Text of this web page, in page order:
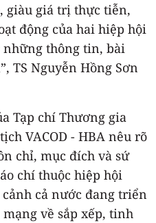
giàu giá trị thực tiễn,
động của hai hiệp hội
những thông tin, bài
TS Nguyễn Hồng Sơn
Tạp chí Thương gia
VACOD - HBA nêu rõ
chỉ, mục đích và sứ
chí thuộc hiệp hội
cả nước đang triển
về sắp xếp, tinh